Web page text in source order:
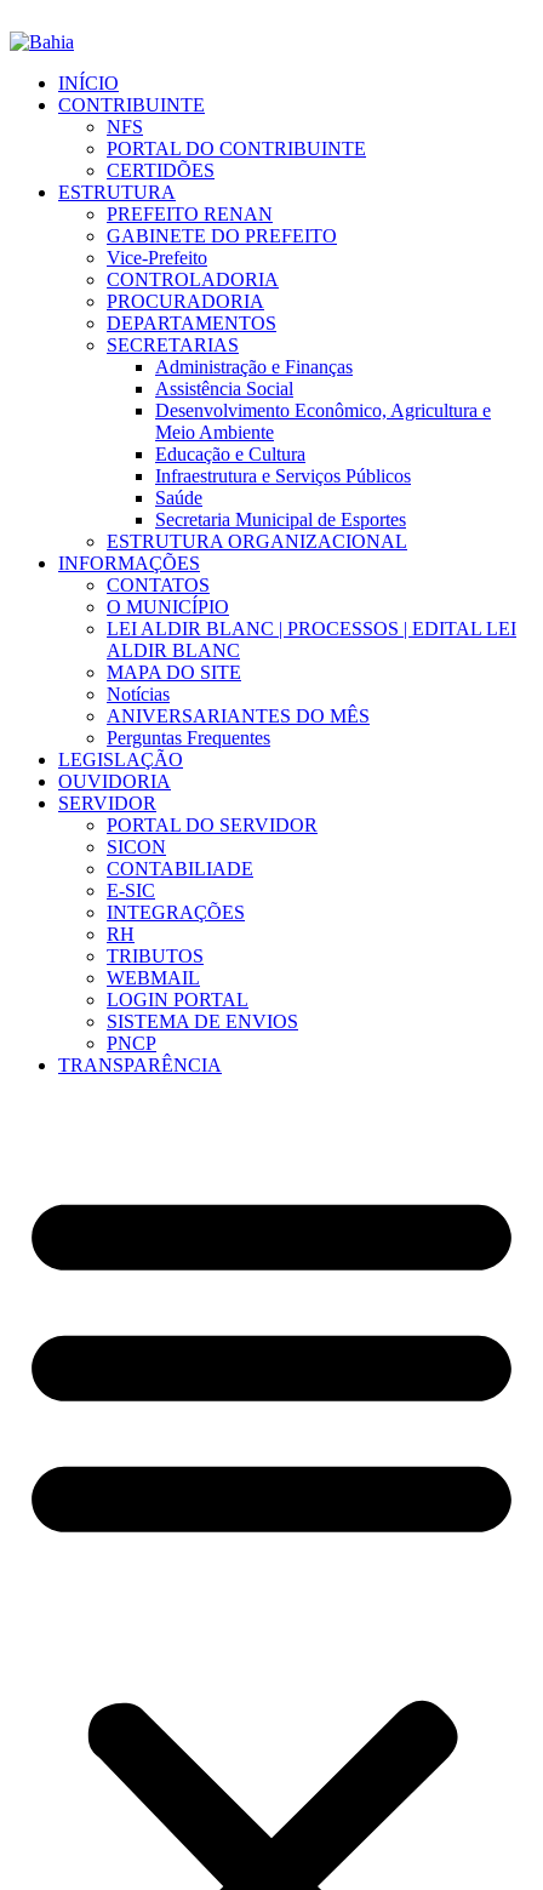
INÍCIO
CONTRIBUINTE
NFS
PORTAL DO CONTRIBUINTE
CERTIDÕES
ESTRUTURA
PREFEITO RENAN
GABINETE DO PREFEITO
Vice-Prefeito
CONTROLADORIA
PROCURADORIA
DEPARTAMENTOS
SECRETARIAS
Administração e Finanças
Assistência Social
Desenvolvimento Econômico, Agricultura e
Meio Ambiente
Educação e Cultura
Infraestrutura e Serviços Públicos
Saúde
Secretaria Municipal de Esportes
ESTRUTURA ORGANIZACIONAL
INFORMAÇÕES
CONTATOS
O MUNICÍPIO
LEI ALDIR BLANC | PROCESSOS | EDITAL LEI
ALDIR BLANC
MAPA DO SITE
Notícias
ANIVERSARIANTES DO MÊS
Perguntas Frequentes
LEGISLAÇÃO
OUVIDORIA
SERVIDOR
PORTAL DO SERVIDOR
SICON
CONTABILIADE
E-SIC
INTEGRAÇÕES
RH
TRIBUTOS
WEBMAIL
LOGIN PORTAL
SISTEMA DE ENVIOS
PNCP
TRANSPARÊNCIA